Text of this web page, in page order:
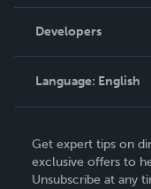
Podcast
Order Lookup
Knowledge Base
Contact Support
Developers
Language: English
Deutsch
Français
Get expert tips on
exclusive offers to
Unsubscribe at any